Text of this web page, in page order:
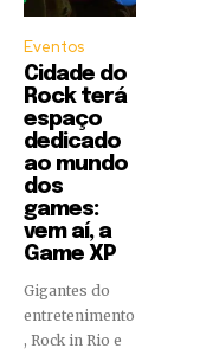
Eventos
Cidade do
Rock terá
espaço
dedicado
ao mundo
dos
games:
vem aí, a
Game XP
Gigantes do
entretenimento
, Rock in Rio e